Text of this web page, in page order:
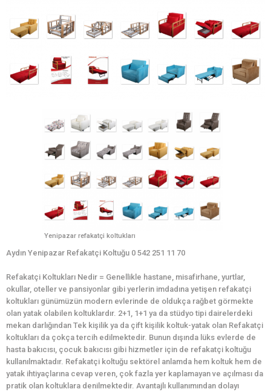
Yenipazar refakatçi koltukları
Aydın Yenipazar Refakatçi Koltuğu 0 542 251 11 70
Refakatçi Koltukları Nedir = Genellikle hastane, misafirhane, yurtlar,
okullar, oteller ve pansiyonlar gibi yerlerin imdadına yetişen refakatçi
koltukları günümüzün modern evlerinde de oldukça rağbet görmekte
olan yatak olabilen koltuklardır. 2+1, 1+1 ya da stüdyo tipi dairelerdeki
mekan darlığından Tek kişilik ya da çift kişilik koltuk-yatak olan Refakatçi
koltukları da çokça tercih edilmektedir. Bunun dışında lüks evlerde de
hasta bakıcısı, çocuk bakıcısı gibi hizmetler için de refakatçi koltuğu
kullanılmaktadır. Refakatçi koltuğu sektörel anlamda hem koltuk hem de
yatak ihtiyaçlarına cevap veren, çok fazla yer kaplamayan ve açılması da
pratik olan koltuklara denilmektedir. Avantajlı kullanımından dolayı